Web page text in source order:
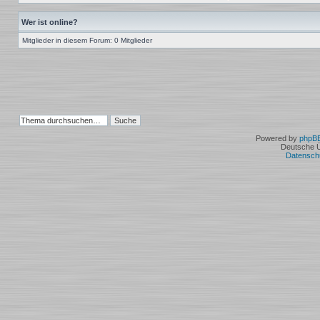
Wer ist online?
Mitglieder in diesem Forum: 0 Mitglieder
Powered by
Deutsche